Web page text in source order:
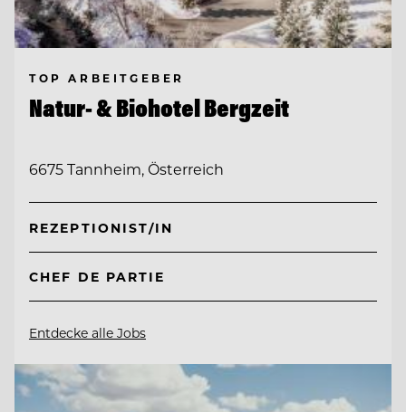
TOP ARBEITGEBER
Natur- & Biohotel Bergzeit
6675 Tannheim, Österreich
REZEPTIONIST/IN
CHEF DE PARTIE
Entdecke alle Jobs